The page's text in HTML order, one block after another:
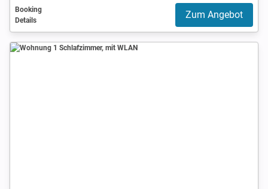
Booking
Details
Zum Angebot